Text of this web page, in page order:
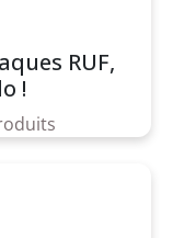
RUF,
!